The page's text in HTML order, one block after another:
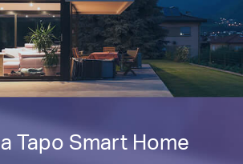
Tapo Smart Home